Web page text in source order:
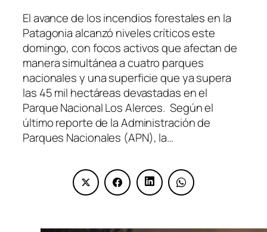
El avance de los incendios forestales en la
Patagonia alcanzó niveles críticos este
domingo, con focos activos que afectan de
manera simultánea a cuatro parques
nacionales y una superficie que ya supera
las 45 mil hectáreas devastadas en el
Parque Nacional Los Alerces. Según el
último reporte de la Administración de
Parques Nacionales (APN), la…